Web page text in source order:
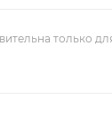
только